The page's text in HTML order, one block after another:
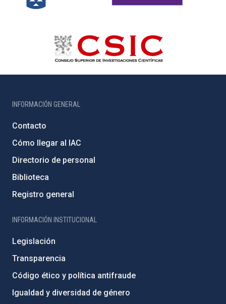
INFORMACIÓN GENERAL
Contacto
Cómo llegar al IAC
Directorio de personal
Biblioteca
Registro general
INFORMACIÓN INSTITUCIONAL
Legislación
Transparencia
Código ético y política antifraude
Igualdad y diversidad de género